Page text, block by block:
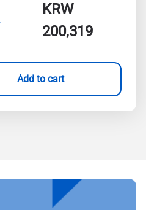
KRW
200,319
Add to cart